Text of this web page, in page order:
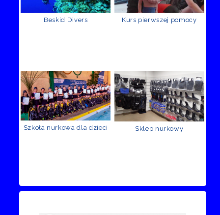
Beskid Divers Kurs pierwszej pomocy
Szkoła nurkowa dla dzieci Sklep nurkowy